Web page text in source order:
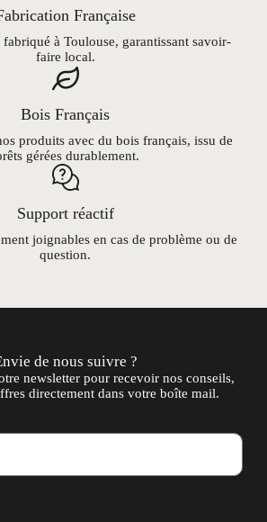
Française
à Toulouse, garantissant savoir-
faire local.
Bois Français
produits avec du bois français, issu de
gérées durablement.
Support réactif
joignables en cas de problème ou de
question.
de nous suivre ?
newsletter pour recevoir nos conseils,
directement dans votre boîte mail.